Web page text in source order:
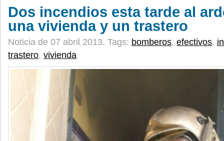
Dos incendios esta tarde al
una vivienda y un trastero
Noticia de 07 abril 2013. Tags: bomberos, efectivos,
trastero, vivienda